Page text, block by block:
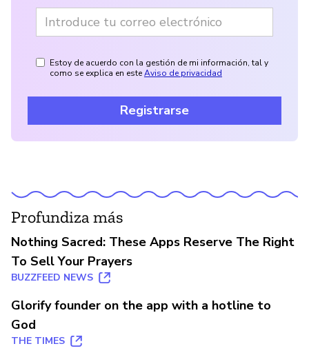
Estoy de acuerdo con la gestión de mi información, tal y
como se explica en esteAviso de privacidad
Registrarse
Profundiza más
Nothing Sacred: These Apps Reserve The Right
To Sell Your Prayers
BUZZFEED NEWS
Glorify founder on the app with a hotline to
God
THE TIMES